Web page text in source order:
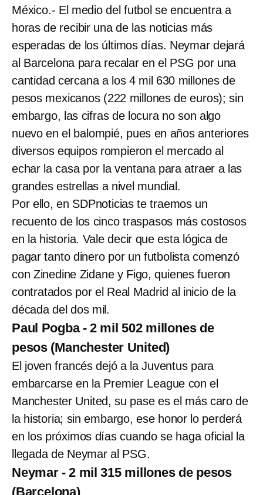
México.- El medio del futbol se encuentra a
horas de recibir una de las noticias más
esperadas de los últimos días. Neymar dejará
al Barcelona para recalar en el PSG por una
cantidad cercana a los 4 mil 630 millones de
pesos mexicanos (222 millones de euros); sin
embargo, las cifras de locura no son algo
nuevo en el balompié, pues en años anteriores
diversos equipos rompieron el mercado al
echar la casa por la ventana para atraer a las
grandes estrellas a nivel mundial.
Por ello, en SDPnoticias te traemos un
recuento de los cinco traspasos más costosos
en la historia. Vale decir que esta lógica de
pagar tanto dinero por un futbolista comenzó
con Zinedine Zidane y Figo, quienes fueron
contratados por el Real Madrid al inicio de la
década del dos mil.
Paul Pogba - 2 mil 502 millones de
pesos (Manchester United)
El joven francés dejó a la Juventus para
embarcarse en la Premier League con el
Manchester United, su pase es el más caro de
la historia; sin embargo, ese honor lo perderá
en los próximos días cuando se haga oficial la
llegada de Neymar al PSG.
Neymar - 2 mil 315 millones de pesos
(Barcelona)